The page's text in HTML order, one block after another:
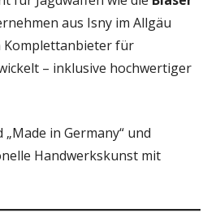
aus Isny im Allgäu
Komplettanbieter für
– inklusive hochwertiger
in Germany“ und
Handwerkskunst mit